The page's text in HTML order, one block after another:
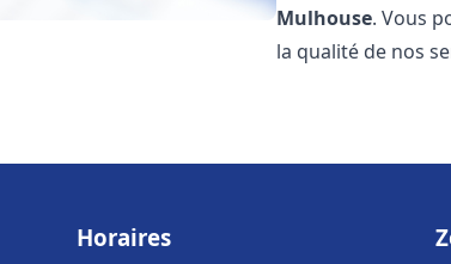
Mulhouse. Vous
la qualité de nos
Horaires